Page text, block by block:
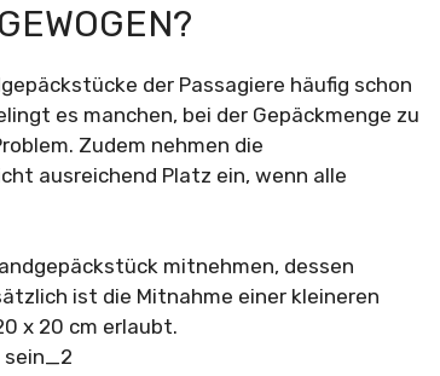
der Passagiere häufig schon
es manchen, bei der Gepäckmenge zu
Zudem nehmen die
ausreichend Platz ein, wenn alle
mitnehmen, dessen
ist die Mitnahme einer kleineren
x 20 cm erlaubt.